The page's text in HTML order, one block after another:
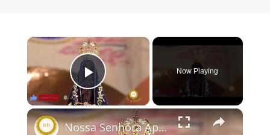
×
Play Video
Now Playing
×
Nossa Senhora Aparecida / padroeira do Brasil